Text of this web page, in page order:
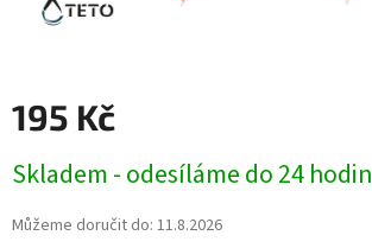
195 Kč
cena:
Skladem - odesíláme do 24 hodin
Můžeme doručit do: 11.8.2026